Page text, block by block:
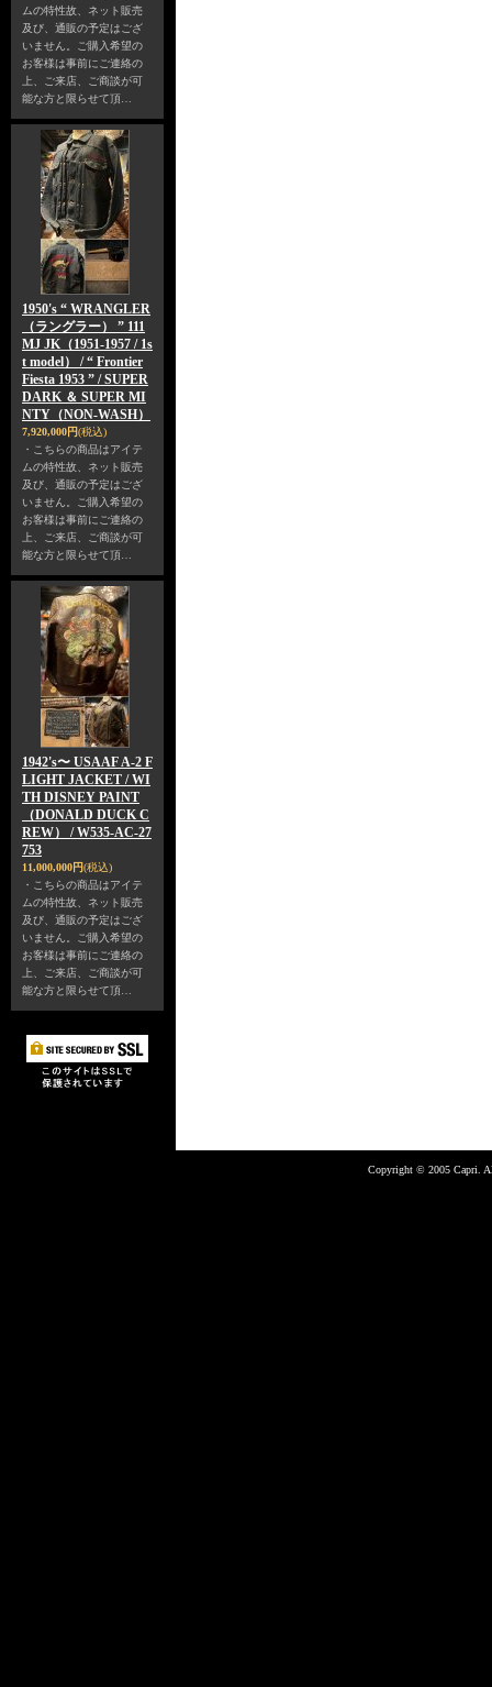
ムの特性故、ネット販売
及び、通販の予定はござ
いません。ご購入希望の
お客様は事前にご連絡の
上、ご来店、ご商談が可
能な方と限らせて頂…
1950's “ WRANGLER
（ラングラー） ” 111
MJ JK（1951-1957 / 1s
t model） / “ Frontier
Fiesta 1953 ” / SUPER
DARK ＆ SUPER MI
NTY（NON-WASH）
7,920,000円(税込)
・こちらの商品はアイテ
ムの特性故、ネット販売
及び、通販の予定はござ
いません。ご購入希望の
お客様は事前にご連絡の
上、ご来店、ご商談が可
能な方と限らせて頂…
1942's〜 USAAF A-2 F
LIGHT JACKET / WI
TH DISNEY PAINT
（DONALD DUCK C
REW） / W535-AC-27
753
11,000,000円(税込)
・こちらの商品はアイテ
ムの特性故、ネット販売
及び、通販の予定はござ
いません。ご購入希望の
お客様は事前にご連絡の
上、ご来店、ご商談が可
能な方と限らせて頂…
Copyright © 2005 Capri.